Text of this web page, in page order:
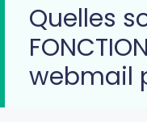
Quelles
webmail